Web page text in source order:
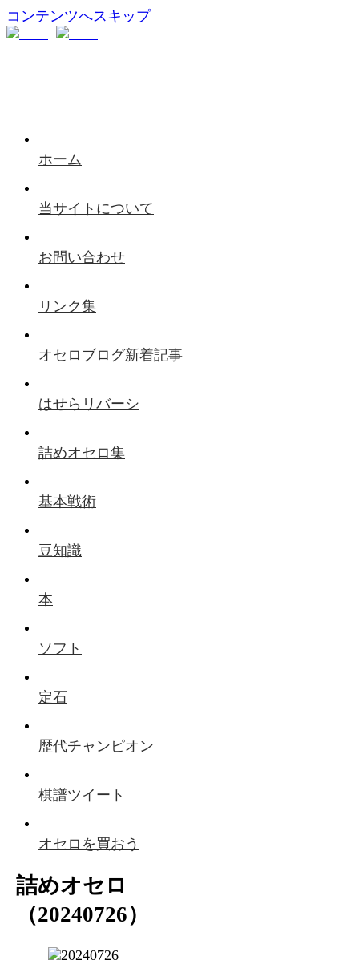
コンテンツへスキップ
ホーム
当サイトについて
お問い合わせ
リンク集
オセロブログ新着記事
はせらリバーシ
詰めオセロ集
基本戦術
豆知識
本
ソフト
定石
歴代チャンピオン
棋譜ツイート
オセロを買おう
詰めオセロ
（20240726）